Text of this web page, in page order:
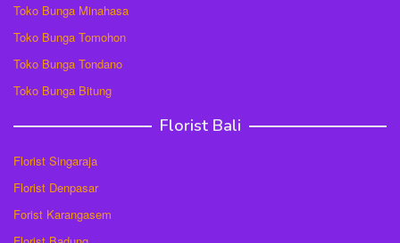
Toko Bunga Minahasa
Toko Bunga Tomohon
Toko Bunga Tondano
Toko Bunga Bitung
Florist Bali
Florist Singaraja
Florist Denpasar
Forist Karangasem